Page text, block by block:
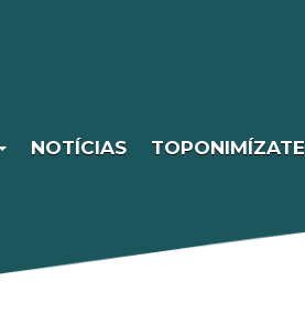
NOTÍCIAS TOPONIMÍZATE